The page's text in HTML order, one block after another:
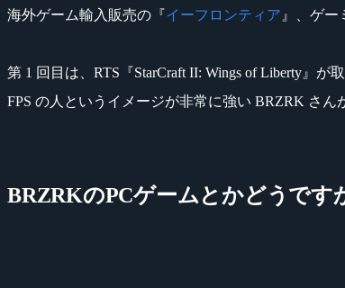
海外ゲーム輸入販売の『イーフロンティア 』、ゲー
第 1 回目は、RTS『StarCraft II: Wings of Liberty』が
FPS の人というイメージが非常に強い BRZRK さん
BRZRKのPCゲームとかどうで